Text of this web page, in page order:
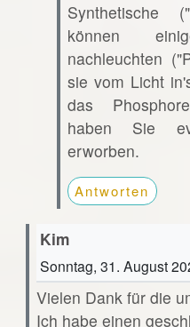
Synthetische
können
nachleuchten
sie vom Licht
das
haben Sie
erworben.
Antworten
Kim
Sonntag, 31. August
Vielen Dank für die
Ich habe einen